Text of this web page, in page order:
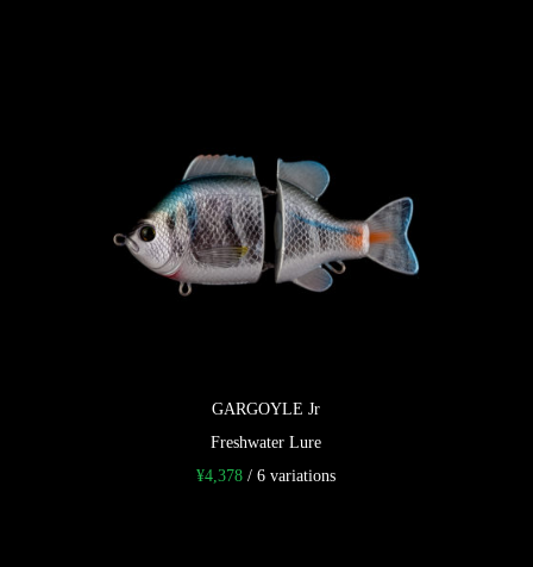
GARGOYLE Jr
Freshwater Lure
¥4,378 / 6 variations